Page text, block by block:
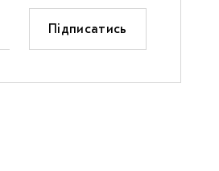
Підписатись